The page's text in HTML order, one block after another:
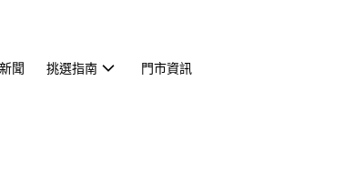
聞 挑選指南 門市資訊